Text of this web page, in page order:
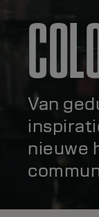
Van
nieuwe